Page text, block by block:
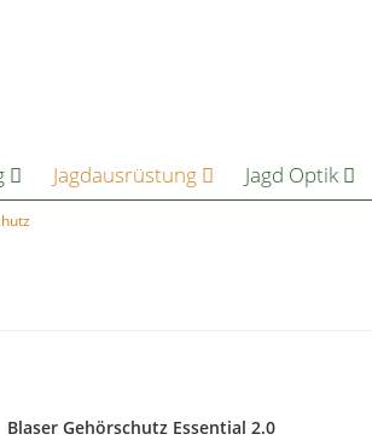
Jagdausrüstung Jagd Optik
Blaser Gehörschutz Essential 2.0